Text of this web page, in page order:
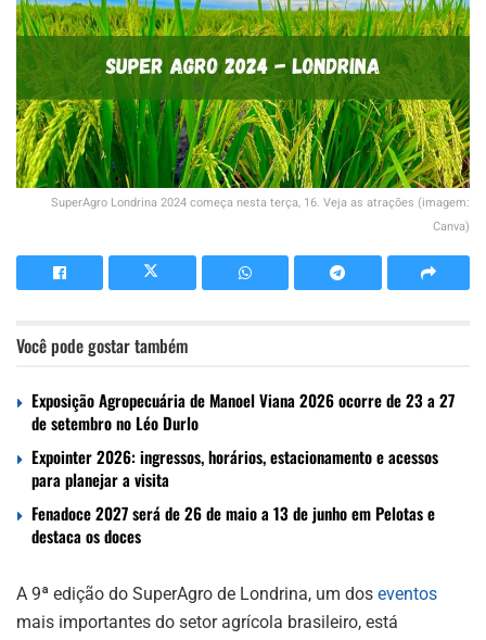
SuperAgro Londrina 2024 começa nesta terça, 16. Veja as atrações (imagem:
Canva)
Você pode gostar também
Exposição Agropecuária de Manoel Viana 2026 ocorre de 23 a 27
de setembro no Léo Durlo
Expointer 2026: ingressos, horários, estacionamento e acessos
para planejar a visita
Fenadoce 2027 será de 26 de maio a 13 de junho em Pelotas e
destaca os doces
A 9ª edição do SuperAgro de Londrina, um dos eventos
mais importantes do setor agrícola brasileiro, está